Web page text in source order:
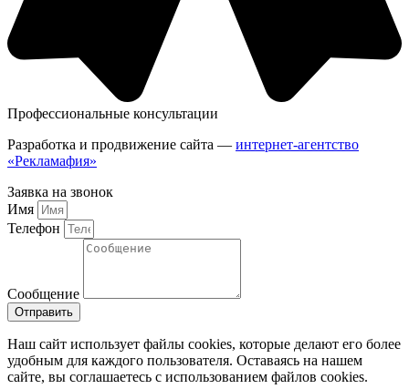
Профессиональные консультации
Разработка и продвижение сайта — интернет-агентство
«Рекламафия»
Заявка на звонок
Имя
Телефон
Сообщение
Отправить
Наш сайт использует файлы cookies, которые делают его более
удобным для каждого пользователя. Оставаясь на нашем
сайте, вы соглашаетесь с использованием файлов cookies.